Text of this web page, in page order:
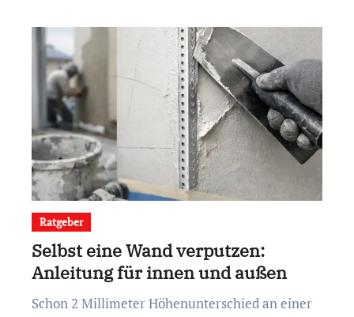
Ratgeber
Selbst eine Wand verputzen:
Anleitung für innen und außen
Schon 2 Millimeter Höhenunterschied an einer